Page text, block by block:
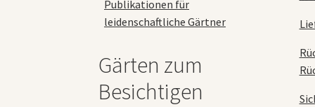
Publikationen für
leidenschaftliche Gärtner
Gärten zum
Besichtigen